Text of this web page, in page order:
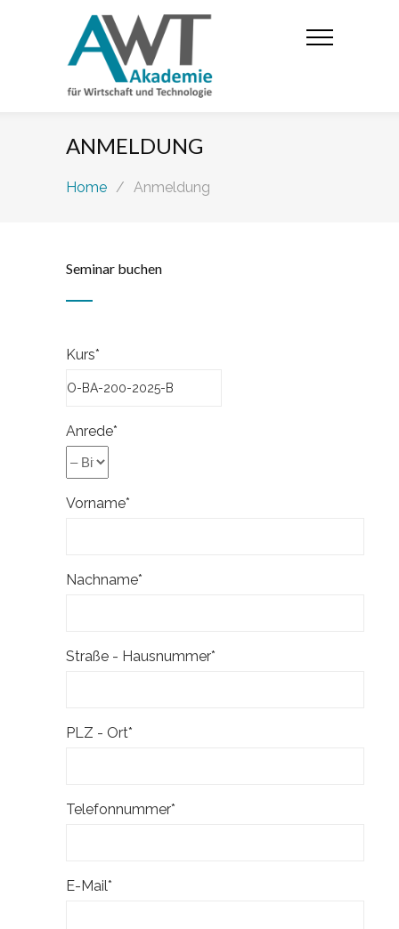
ANMELDUNG
Home / Anmeldung
Seminar buchen
Kurs*
Anrede*
Vorname*
Nachname*
Straße - Hausnummer*
PLZ - Ort*
Telefonnummer*
E-Mail*